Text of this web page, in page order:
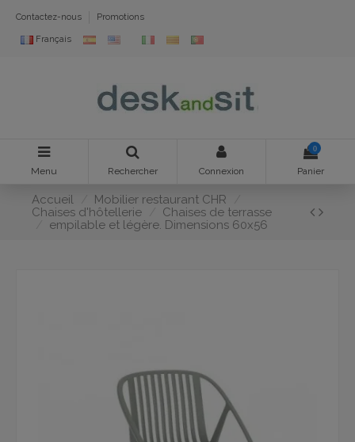
Contactez-nous Promotions
Français
Menu Rechercher Connexion
0
Panier
Accueil
Mobilier restaurant CHR
Chaises d'hôtellerie
Chaises de terrasse
empilable et légère. Dimensions 60x56